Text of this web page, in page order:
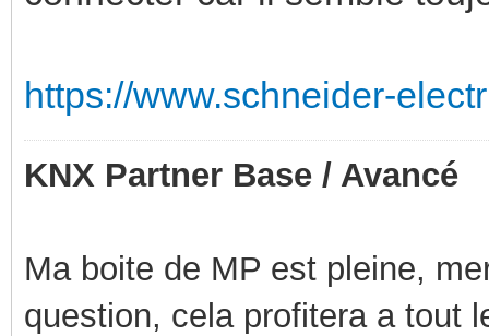
https://www.schneider-
KNX Partner Base / Avancé
Ma boite de MP est pleine,
question, cela profitera a tout